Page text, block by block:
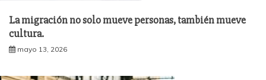
La migración no solo mueve personas, también mueve
cultura.
mayo 13, 2026